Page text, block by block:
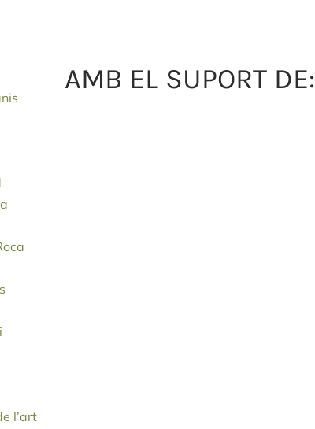
l’art
AMB EL SUPORT DE: